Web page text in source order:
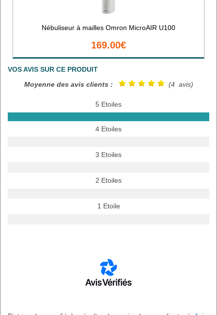
Nébuliseur à mailles Omron MicroAIR U100
169.00€
VOS AVIS SUR CE PRODUIT
Moyenne des avis clients :
(4 avis)
5 Etoiles
4 Etoiles
3 Etoiles
2 Etoiles
1 Etoile